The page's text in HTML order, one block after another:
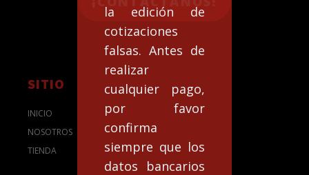
la edición de
cotizaciones
falsas. Antes de
realizar
cualquier pago,
por favor
confirma
siempre que los
datos bancarios
SITIO
INICIO
NOSOTROS
TIENDA